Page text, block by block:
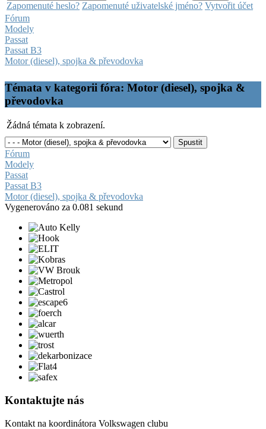
Zapomenuté heslo? Zapomenuté uživatelské jméno? Vytvořit účet
Fórum
Modely
Passat
Passat B3
Motor (diesel), spojka & převodovka
Témata v kategorii fóra: Motor (diesel), spojka &
převodovka
Žádná témata k zobrazení.
Fórum
Modely
Passat
Passat B3
Motor (diesel), spojka & převodovka
Vygenerováno za 0.081 sekund
Kontaktujte nás
Kontakt na koordinátora Volkswagen clubu